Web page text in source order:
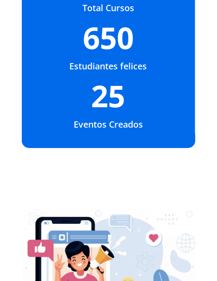
Total Cursos
650
Estudiantes felices
25
Eventos Creados